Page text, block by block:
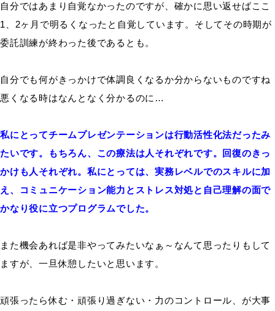
自分ではあまり自覚なかったのですが、確かに思い返せばここ
1、2ヶ月で明るくなったと自覚しています。そしてその時期が
委託訓練が終わった後であるとも。
自分でも何がきっかけで体調良くなるか分からないものですね
悪くなる時はなんとなく分かるのに…
私にとってチームプレゼンテーションは行動活性化法だったみ
たいです。もちろん、この療法は人それぞれです。回復のきっ
かけも人それぞれ。私にとっては、実務レベルでのスキルに加
え、コミュニケーション能力とストレス対処と自己理解の面で
かなり役に立つプログラムでした。
また機会あれば是非やってみたいなぁ～なんて思ったりもして
ますが、一旦休憩したいと思います。
頑張ったら休む・頑張り過ぎない・力のコントロール、が大事